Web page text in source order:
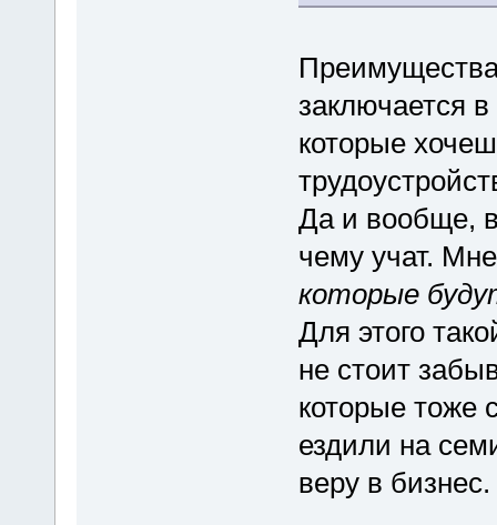
заключается
которые
Да и вообще,
чему учат.
которые
Для этого
не стоит
которые тоже
ездили на
веру в бизнес.